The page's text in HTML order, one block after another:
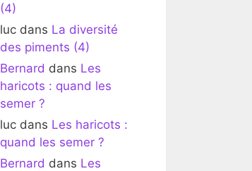
(4)
luc dans La diversité
des piments (4)
Bernard dans Les
haricots : quand les
semer ?
luc dans Les haricots :
quand les semer ?
Bernard dans Les